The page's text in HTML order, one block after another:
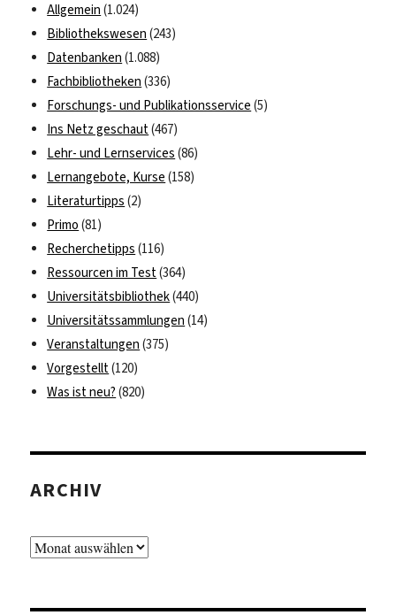
Nutzer
Allgemein (1.024)
Bibliothekswesen (243)
Datenbanken (1.088)
Fachbibliotheken (336)
Forschungs- und Publikationsservice (5)
Ins Netz geschaut(467)
Lehr- und Lernservices (86)
Lernangebote, Kurse (158)
Literaturtipps (2)
Primo (81)
Recherchetipps (116)
Ressourcen im Test(364)
Universitätsbibliothek(440)
Universitätssammlungen (14)
Veranstaltungen (375)
Vorgestellt(120)
Was ist neu? (820)
ARCHIV
Archiv